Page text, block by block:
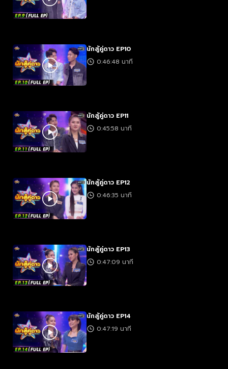
นักสู้คู่ดาว EP10
0:46:48 นาที
นักสู้คู่ดาว EP11
0:45:58 นาที
นักสู้คู่ดาว EP12
0:46:35 นาที
นักสู้คู่ดาว EP13
0:47:09 นาที
นักสู้คู่ดาว EP14
0:47:19 นาที